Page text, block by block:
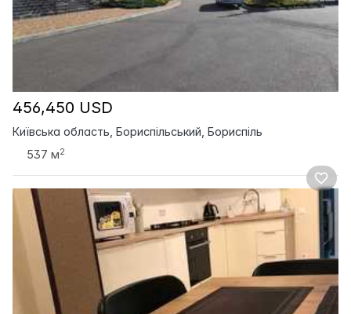
456,450 USD
Київська область, Бориспільський, Бориспіль
537 м2